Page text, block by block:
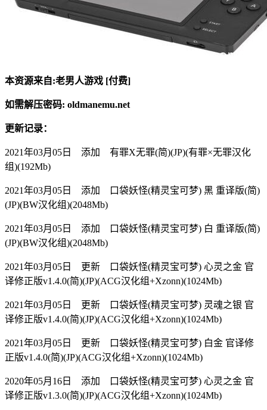
本资源来自:老男人游戏 [付费]
如需解压密码: oldmanemu.net
更新记录：
2021年03月05日 添加 有罪X无罪(简)(JP)(有罪×无罪汉化
组)(192Mb)
2021年03月05日 添加 口袋妖怪(精灵宝可梦) 黑 重译版(简)
(JP)(BW汉化组)(2048Mb)
2021年03月05日 添加 口袋妖怪(精灵宝可梦) 白 重译版(简)
(JP)(BW汉化组)(2048Mb)
2021年03月05日 更新 口袋妖怪(精灵宝可梦) 心灵之金 官
译修正版v1.4.0(简)(JP)(ACG汉化组+Xzonn)(1024Mb)
2021年03月05日 更新 口袋妖怪(精灵宝可梦) 灵魂之银 官
译修正版v1.4.0(简)(JP)(ACG汉化组+Xzonn)(1024Mb)
2021年03月05日 更新 口袋妖怪(精灵宝可梦) 白金 官译修
正版v1.4.0(简)(JP)(ACG汉化组+Xzonn)(1024Mb)
2020年05月16日 添加 口袋妖怪(精灵宝可梦) 心灵之金 官
译修正版v1.3.0(简)(JP)(ACG汉化组+Xzonn)(1024Mb)